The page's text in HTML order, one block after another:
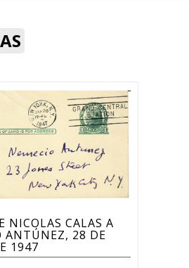
NICOLAS CALAS A
ANTÚNEZ, 28 DE
1947